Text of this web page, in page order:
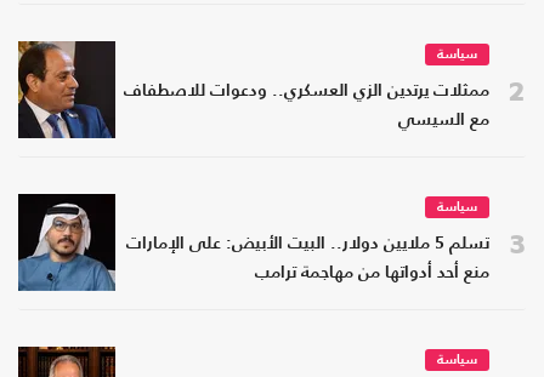
2
سياسة
ممثلات يرتدين الزي العسكري.. ودعوات للاصطفاف
مع السيسي
3
سياسة
تسلم 5 ملايين دولار.. البيت الأبيض: على الإمارات
منع أحد أدواتها من مهاجمة ترامب
سياسة